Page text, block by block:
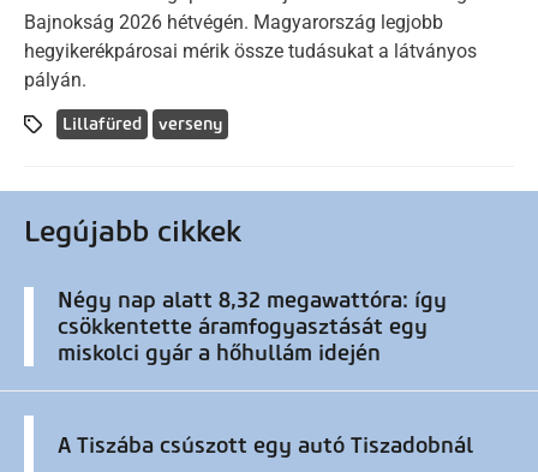
Bajnokság 2026 hétvégén. Magyarország legjobb
hegyikerékpárosai mérik össze tudásukat a látványos
pályán.
Lillafüred verseny
Legújabb cikkek
Négy nap alatt 8,32 megawattóra: így
csökkentette áramfogyasztását egy
miskolci gyár a hőhullám idején
A Tiszába csúszott egy autó Tiszadobnál